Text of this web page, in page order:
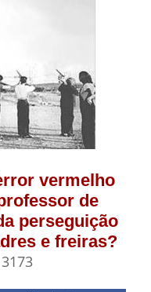
vermelho
de
perseguição
e freiras?